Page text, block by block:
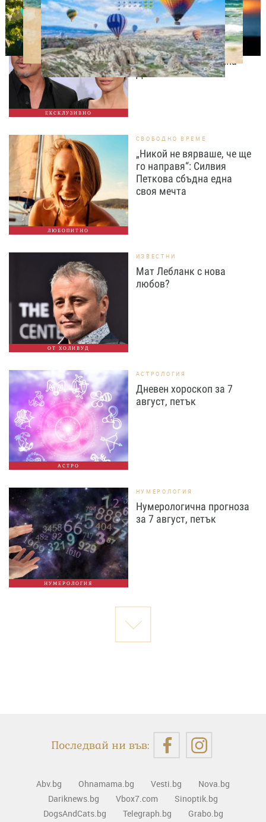
ЕКСКЛУЗИВНО
ИЗВЕСТНИ
Нов удар в битката: Брад
Пит поиска достъп до
тайните на Анджелина
Джоли
ЛЮБОПИТНО
СВОБОДНО ВРЕМЕ
„Никой не вярваше, че ще
го направя“: Силвия
Петкова сбъдна една
своя мечта
ОТ ХОЛИВУД
ИЗВЕСТНИ
Мат Лебланк с нова
любов?
АСТРО
АСТРОЛОГИЯ
Дневен хороскоп за 7
август, петък
НУМЕРОЛОГИЯ
НУМЕРОЛОГИЯ
Нумерологична прогноза
за 7 август, петък
Последвай ни във:
Abv.bg Ohnamama.bg Vesti.bg
Nova.bg
Dariknews.bg
Vbox7.com
Sinoptik.bg
DogsAndCats.bg
Telegraph.bg Grabo.bg